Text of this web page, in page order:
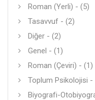
Roman (Yerli) - (5)
Tasavvuf - (2)
Diğer - (2)
Genel - (1)
Roman (Çeviri) - (1)
Toplum Psikolojisi -
Biyografi-